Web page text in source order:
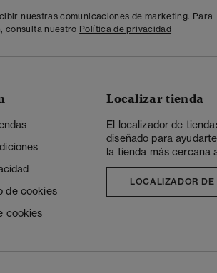
nuestras comunicaciones de marketing. Para
consulta nuestro Política de privacidad
de cookies
cookies
Localizar tienda
El localizador de
diseñado para
la tienda más cercana
LOCALIZADOR DE